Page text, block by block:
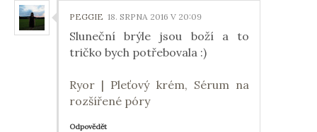
PEGGIE 18. SRPNA 2016 V 20:09
Sluneční brýle jsou boží a to
tričko bych potřebovala :)
Ryor | Pleťový krém, Sérum na
rozšířené póry
Odpovědět